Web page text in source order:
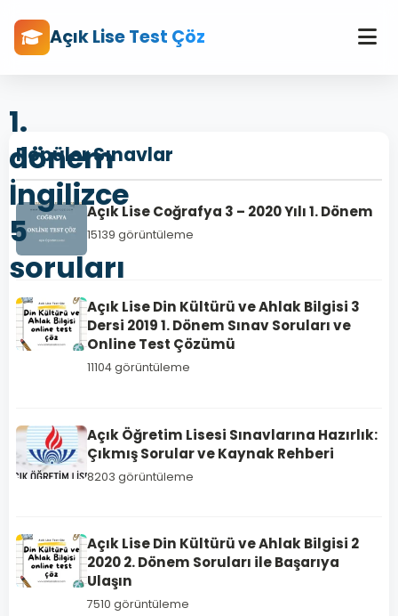
Açık Lise Test Çöz
1.
dönem
İngilizce
5
soruları
5
Açık
Popüler Sınavlar
Açık Lise Coğrafya 3 – 2020 Yılı 1. Dönem
15139 görüntüleme
Açık Lise Din Kültürü ve Ahlak Bilgisi 3
Dersi 2019 1. Dönem Sınav Soruları ve
Online Test Çözümü
11104 görüntüleme
Açık Öğretim Lisesi Sınavlarına Hazırlık:
Çıkmış Sorular ve Kaynak Rehberi
8203 görüntüleme
Açık Lise Din Kültürü ve Ahlak Bilgisi 2
2020 2. Dönem Soruları ile Başarıya
Ulaşın
7510 görüntüleme